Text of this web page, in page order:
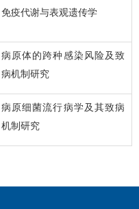
免疫代谢与表观遗传学
病原体的跨种感染风险及致
病机制研究
病原细菌流行病学及其致病
机制研究